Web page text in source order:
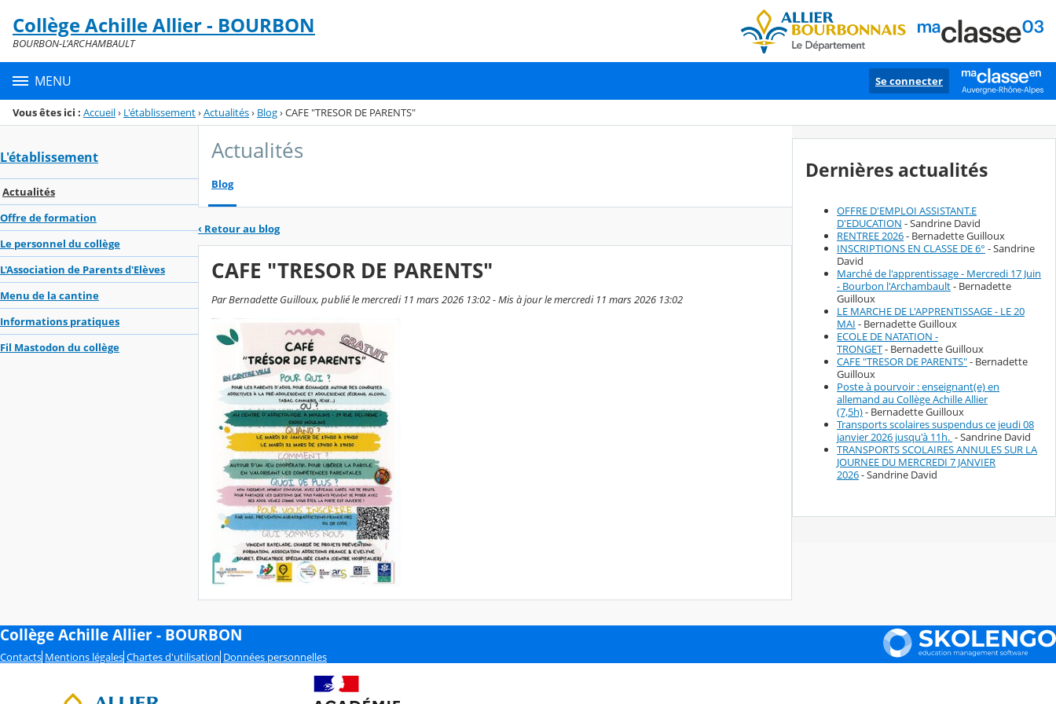
Menu de la rubrique
Contenu
Collège Achille Allier - BOURBON
BOURBON-L'ARCHAMBAULT
MENU Se connecter
Vous êtes ici : Accueil› L'établissement›Actualités› Blog›CAFE "TRESOR DE PARENTS"
L'établissement
Actualités
Offre de formation
Le personnel du collège
L'Association de Parents d'Elèves
Menu de la cantine
Informations pratiques
Fil Mastodon du collège
Actualités
Blog
‹ Retour au blog
CAFE "TRESOR DE PARENTS"
Par Bernadette Guilloux, publié le mercredi 11 mars 2026 13:02 - Mis à jour le mercredi 11 mars 2026 13:02
Dernières actualités
OFFRE D'EMPLOI ASSISTANT.E
D'EDUCATION - Sandrine David
RENTREE 2026- Bernadette Guilloux
INSCRIPTIONS EN CLASSE DE 6° - Sandrine
David
Marché de l'apprentissage - Mercredi 17 Juin
- Bourbon l'Archambault- Bernadette
Guilloux
LE MARCHE DE L'APPRENTISSAGE - LE 20
MAI - Bernadette Guilloux
ECOLE DE NATATION -
TRONGET- Bernadette Guilloux
CAFE "TRESOR DE PARENTS"- Bernadette
Guilloux
Poste à pourvoir : enseignant(e) en
allemand au Collège Achille Allier
(7,5h)- Bernadette Guilloux
Transports scolaires suspendus ce jeudi 08
janvier 2026 jusqu'à 11h. - Sandrine David
TRANSPORTS SCOLAIRES ANNULES SUR LA
JOURNEE DU MERCREDI 7 JANVIER
2026- Sandrine David
Collège Achille Allier - BOURBON
Contacts Mentions légales Chartes d'utilisation Données personnelles